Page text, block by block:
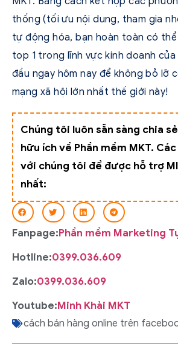
thống (tối ưu nội dung, tham gia
tự động hóa, bạn hoàn toàn có
top 1 trong lĩnh vực kinh doanh của
đầu ngay hôm nay để không bỏ lỡ
mạng xã hội lớn nhất thế giới này!
Chúng tôi luôn sẵn sàng chia
hữu ích về Phần mềm MKT.
với chúng tôi để được hỗ trợ
nhất:
Fanpage:Phần mềm Marketing
Hotline:0399.036.609
Zalo:0399.036.609
Youtube:Minh Khải MKT
cách bán hàng online trên